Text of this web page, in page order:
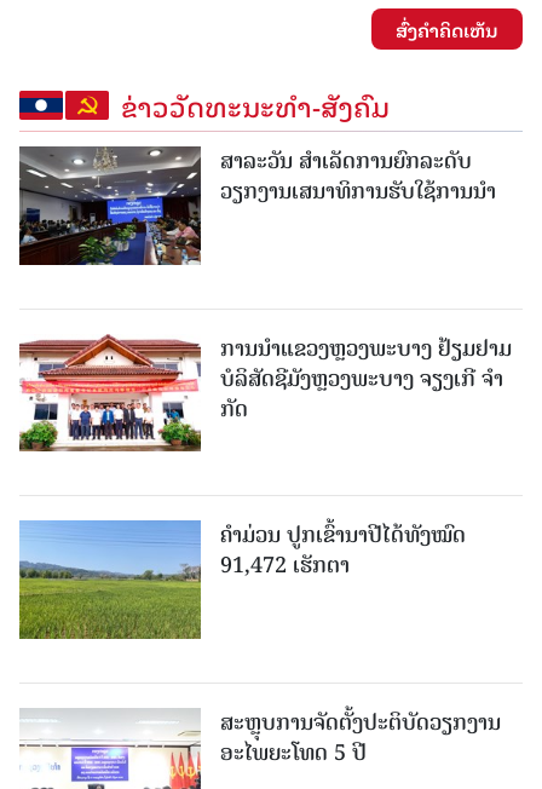
ສົ່ງຄໍາຄິດເຫັນ
ຂ່າວວັດທະນະທຳ-ສັງຄົມ
ສາລະວັນ ສໍາເລັດການຍົກລະດັບ
ວຽກງານເສນາທິການຮັບໃຊ້ການນໍາ
ການນຳແຂວງຫຼວງພະບາງ ຢ້ຽມ​ຢາມ
ບໍ​ລິ​ສັດຊີມັງຫຼວງພະບາງ ຈຽງເກີ ຈໍາ
ກັດ
ຄໍາມ່ວນ ປູກເຂົ້ານາປີໄດ້ທັງໝົດ
91,472 ເຮັກຕາ
ສະຫຼຸບການຈັດຕັ້ງປະຕິບັດວຽກງານ
ອະໄພຍະໂທດ 5 ປີ